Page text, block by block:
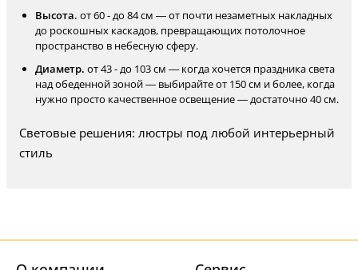
Высота. от 60 - до 84 см — от почти незаметных накладных
до роскошных каскадов, превращающих потолочное
пространство в небесную сферу.
Диаметр. от 43 - до 103 см — когда хочется праздника света
над обеденной зоной — выбирайте от 150 см и более, когда
нужно просто качественное освещение — достаточно 40 см.
Световые решения: люстры под любой интерьерный
стиль